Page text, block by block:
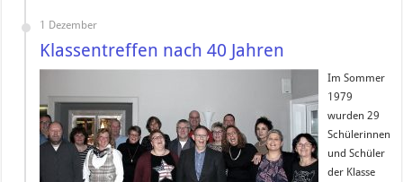
1 Dezember
Klassentreffen nach 40 Jahren
Im Sommer
1979
wurden 29
Schülerinnen
und Schüler
der Klasse